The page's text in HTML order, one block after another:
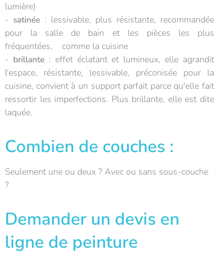
lumière)
- satinée : lessivable, plus résistante, recommandée
pour la salle de bain et les pièces les plus
fréquentées, comme la cuisine
- brillante: effet éclatant et lumineux, elle agrandit
l'espace, résistante, lessivable, préconisée pour la
cuisine, convient à un support parfait parce qu'elle fait
ressortir les imperfections. Plus brillante, elle est dite
laquée.
Combien de couches :
Seulement une ou deux ? Avec ou sans sous-couche
?
Demander un devis en
ligne de peinture